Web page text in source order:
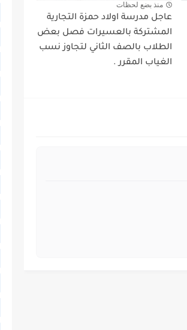
منذ بضع لحظات
عاجل مدرسة اولاد حمزة التجارية
المشتركة بالعسيرات فصل بعض
الطلاب بالصف الثاني لتجاوز نسب
الغياب المقرر .